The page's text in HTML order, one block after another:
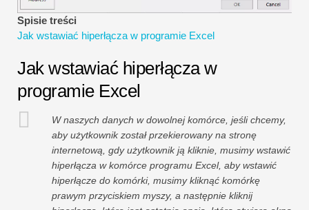
Spisie treści
Jak wstawiać hiperłącza w programie Excel
Jak wstawiać hiperłącza w
programie Excel
W naszych danych w dowolnej komórce, jeśli chcemy,
aby użytkownik został przekierowany na stronę
internetową, gdy użytkownik ją kliknie, musimy wstawić
hiperłącza w komórce programu Excel, aby wstawić
hiperłącze do komórki, musimy kliknąć komórkę
prawym przyciskiem myszy, a następnie kliknij